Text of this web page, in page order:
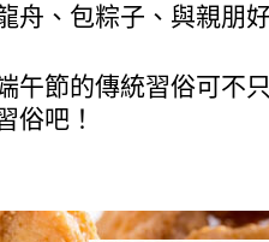
舟、包粽子、與親朋
午節的傳統習俗可不
俗吧！